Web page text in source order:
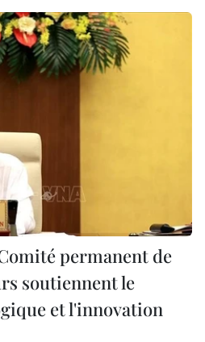
permanent de
soutiennent le
et l'innovation